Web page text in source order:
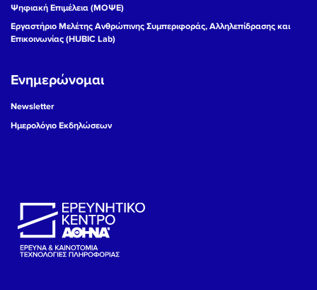
Ψηφιακή Επιμέλεια (ΜΟΨΕ)
Εργαστήριο Μελέτης Ανθρώπινης Συμπεριφοράς, Αλληλεπίδρασης και
Επικοινωνίας (HUBIC Lab)
Ενημερώνομαι
Newsletter
Ημερολόγιο Εκδηλώσεων